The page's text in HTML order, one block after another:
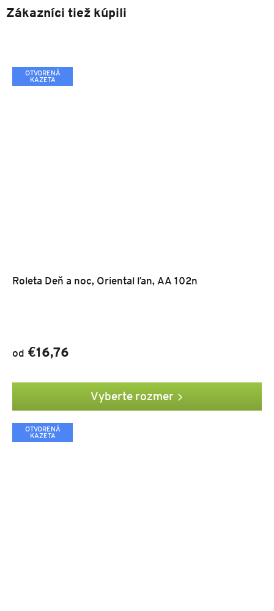
Zákazníci tiež kúpili
OTVORENÁ
KAZETA
Roleta Deň a noc, Oriental ľan, AA 102n
od €16,76
Vyberte rozmer
OTVORENÁ
KAZETA